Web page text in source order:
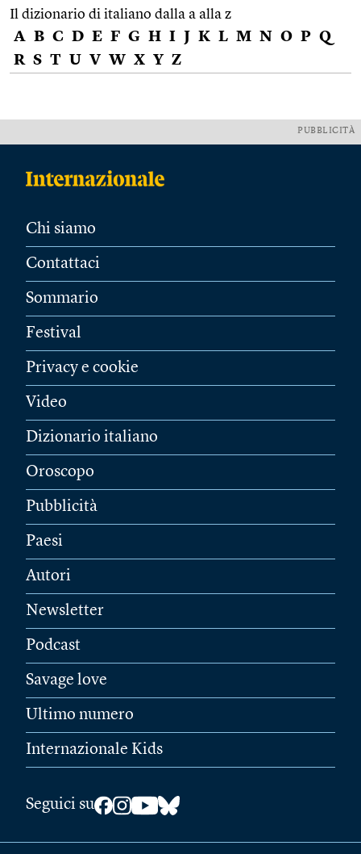
Il dizionario di italiano dalla a alla z
A B C D E F G H I J K L M N O P Q
R S T U V W X Y Z
PUBBLICITÀ
Chi siamo
Contattaci
Sommario
Festival
Privacy e cookie
Video
Dizionario italiano
Oroscopo
Pubblicità
Paesi
Autori
Newsletter
Podcast
Savage love
Ultimo numero
Internazionale Kids
Seguici su